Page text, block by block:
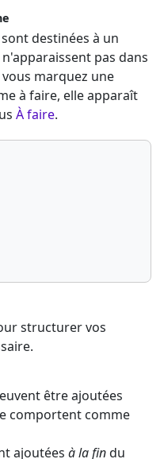
destinées à un
pas dans
vous marquez une
à faire, elle apparaît
À faire.
structurer vos
être ajoutées
comportent comme
ajoutées à la findu